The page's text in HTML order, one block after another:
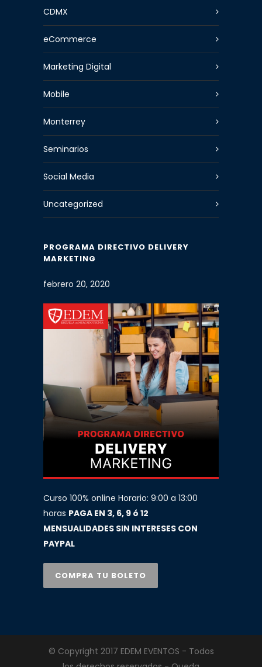
CDMX
eCommerce
Marketing Digital
Mobile
Monterrey
Seminarios
Social Media
Uncategorized
PROGRAMA DIRECTIVO DELIVERY
MARKETING
febrero 20, 2020
Curso 100% online Horario: 9:00 a 13:00
horas PAGA EN 3, 6, 9 ó 12
MENSUALIDADES SIN INTERESES CON
PAYPAL
COMPRA TU BOLETO
© Copyright 2017 EDEM EVENTOS - Todos